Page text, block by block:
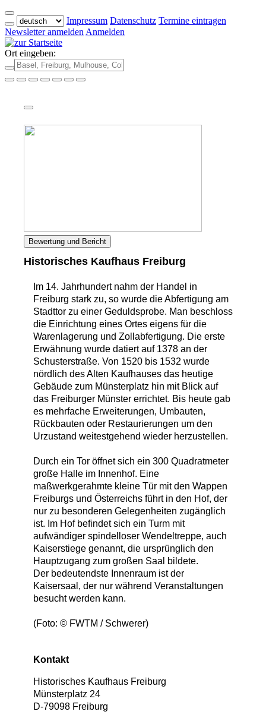
Impressum Datenschutz Termine eintragen
Newsletter anmelden Anmelden
Ort eingeben:
Bewertung und Bericht
Historisches Kaufhaus Freiburg
Im 14. Jahrhundert nahm der Handel in
Freiburg stark zu, so wurde die Abfertigung am
Stadttor zu einer Geduldsprobe. Man beschloss
die Einrichtung eines Ortes eigens für die
Warenlagerung und Zollabfertigung. Die erste
Erwähnung wurde datiert auf 1378 an der
Schusterstraße. Von 1520 bis 1532 wurde
nördlich des Alten Kaufhauses das heutige
Gebäude zum Münsterplatz hin mit Blick auf
das Freiburger Münster errichtet. Bis heute gab
es mehrfache Erweiterungen, Umbauten,
Rückbauten oder Restaurierungen um den
Urzustand weitestgehend wieder herzustellen.
Durch ein Tor öffnet sich ein 300 Quadratmeter
große Halle im Innenhof. Eine
maßwerkgerahmte kleine Tür mit den Wappen
Freiburgs und Österreichs führt in den Hof, der
nur zu besonderen Gelegenheiten zugänglich
ist. Im Hof befindet sich ein Turm mit
aufwändiger spindelloser Wendeltreppe, auch
Kaiserstiege genannt, die ursprünglich den
Hauptzugang zum großen Saal bildete.
Der bedeutendste Innenraum ist der
Kaisersaal, der nur während Veranstaltungen
besucht werden kann.
(Foto: © FWTM / Schwerer)
Kontakt
Historisches Kaufhaus Freiburg
Münsterplatz 24
D-79098 Freiburg